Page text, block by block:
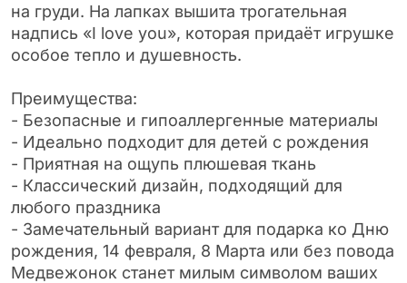
на груди. На лапках вышита трогательная
надпись «I love you», которая придаёт игрушке
особое тепло и душевность.
Преимущества:
- Безопасные и гипоаллергенные материалы
- Идеально подходит для детей с рождения
- Приятная на ощупь плюшевая ткань
- Классический дизайн, подходящий для
любого праздника
- Замечательный вариант для подарка ко Дню
рождения, 14 февраля, 8 Марта или без повода
Медвежонок станет милым символом ваших